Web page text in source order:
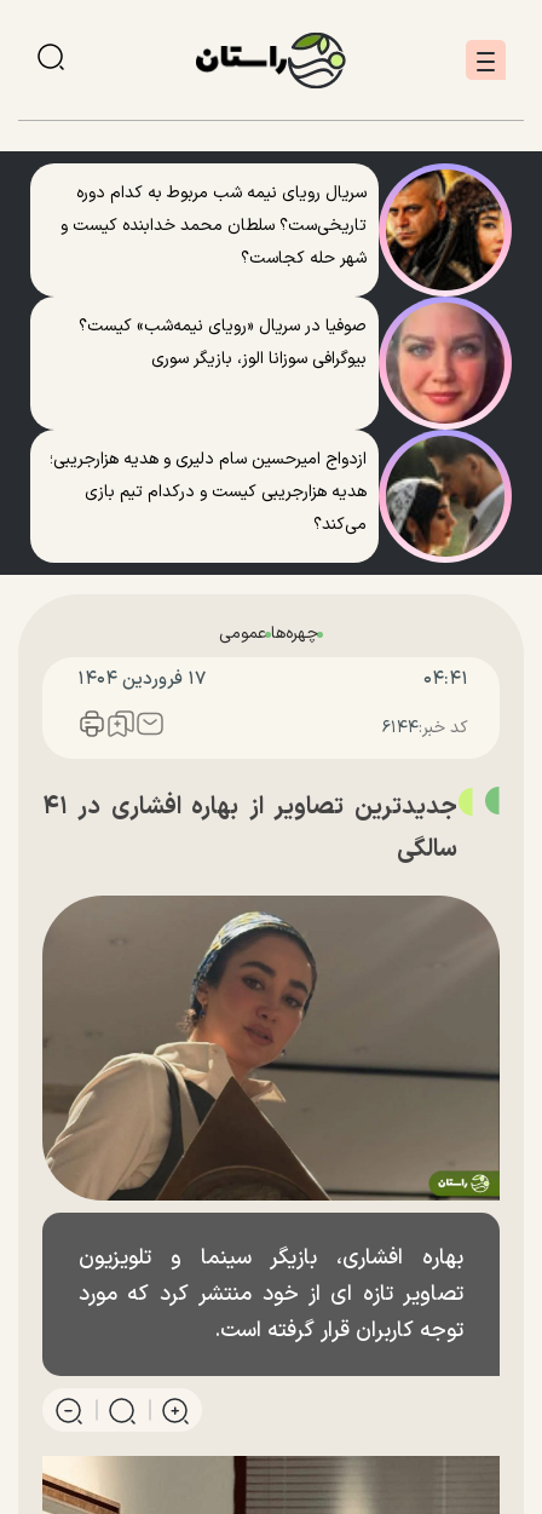
سریال رویای نیمه شب مربوط به کدام دوره
تاریخی‌ست؟ سلطان محمد خدابنده کیست و
شهر حله کجاست؟
صوفیا در سریال «رویای نیمه‌شب» کیست؟
بیوگرافی سوزانا الوز، بازیگر سوری
ازدواج امیرحسین سام دلیری و هدیه هزارجریبی؛
هدیه هزارجریبی کیست و درکدام تیم بازی
می‌کند؟
چهره‌هاعمومی
۰۴:۴۱ ۱۷ فروردين ۱۴۰۴
کد خبر:۶۱۴۴
جدیدترین تصاویر از بهاره افشاری در ۴۱
سالگی
بهاره افشاری، بازیگر سینما و تلویزیون
تصاویر تازه ای از خود منتشر کرد که مورد
توجه کاربران قرار گرفته است.